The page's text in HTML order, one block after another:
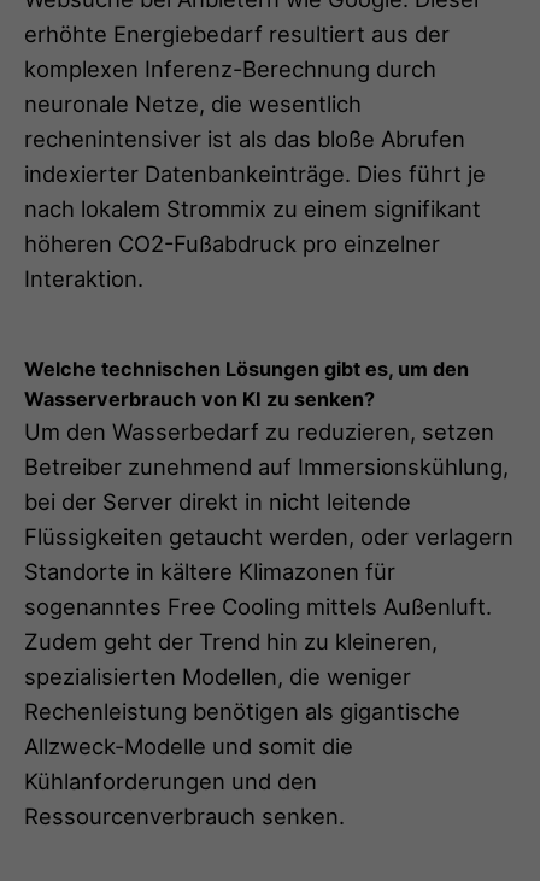
erhöhte Energiebedarf resultiert aus der
komplexen Inferenz-Berechnung durch
neuronale Netze, die wesentlich
rechenintensiver ist als das bloße Abrufen
indexierter Datenbankeinträge. Dies führt je
nach lokalem Strommix zu einem signifikant
höheren CO2-Fußabdruck pro einzelner
Interaktion.
Welche technischen Lösungen gibt es, um den
Wasserverbrauch von KI zu senken?
Um den Wasserbedarf zu reduzieren, setzen
Betreiber zunehmend auf Immersionskühlung,
bei der Server direkt in nicht leitende
Flüssigkeiten getaucht werden, oder verlagern
Standorte in kältere Klimazonen für
sogenanntes Free Cooling mittels Außenluft.
Zudem geht der Trend hin zu kleineren,
spezialisierten Modellen, die weniger
Rechenleistung benötigen als gigantische
Allzweck-Modelle und somit die
Kühlanforderungen und den
Ressourcenverbrauch senken.